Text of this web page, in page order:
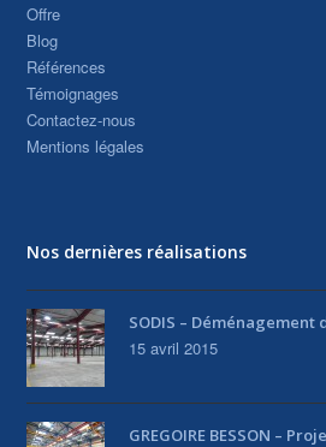
Offre
Blog
Références
Témoignages
Contactez-nous
Mentions légales
Nos dernières réalisations
SODIS –
15 avril 2015
GREGOIRE BESSON –